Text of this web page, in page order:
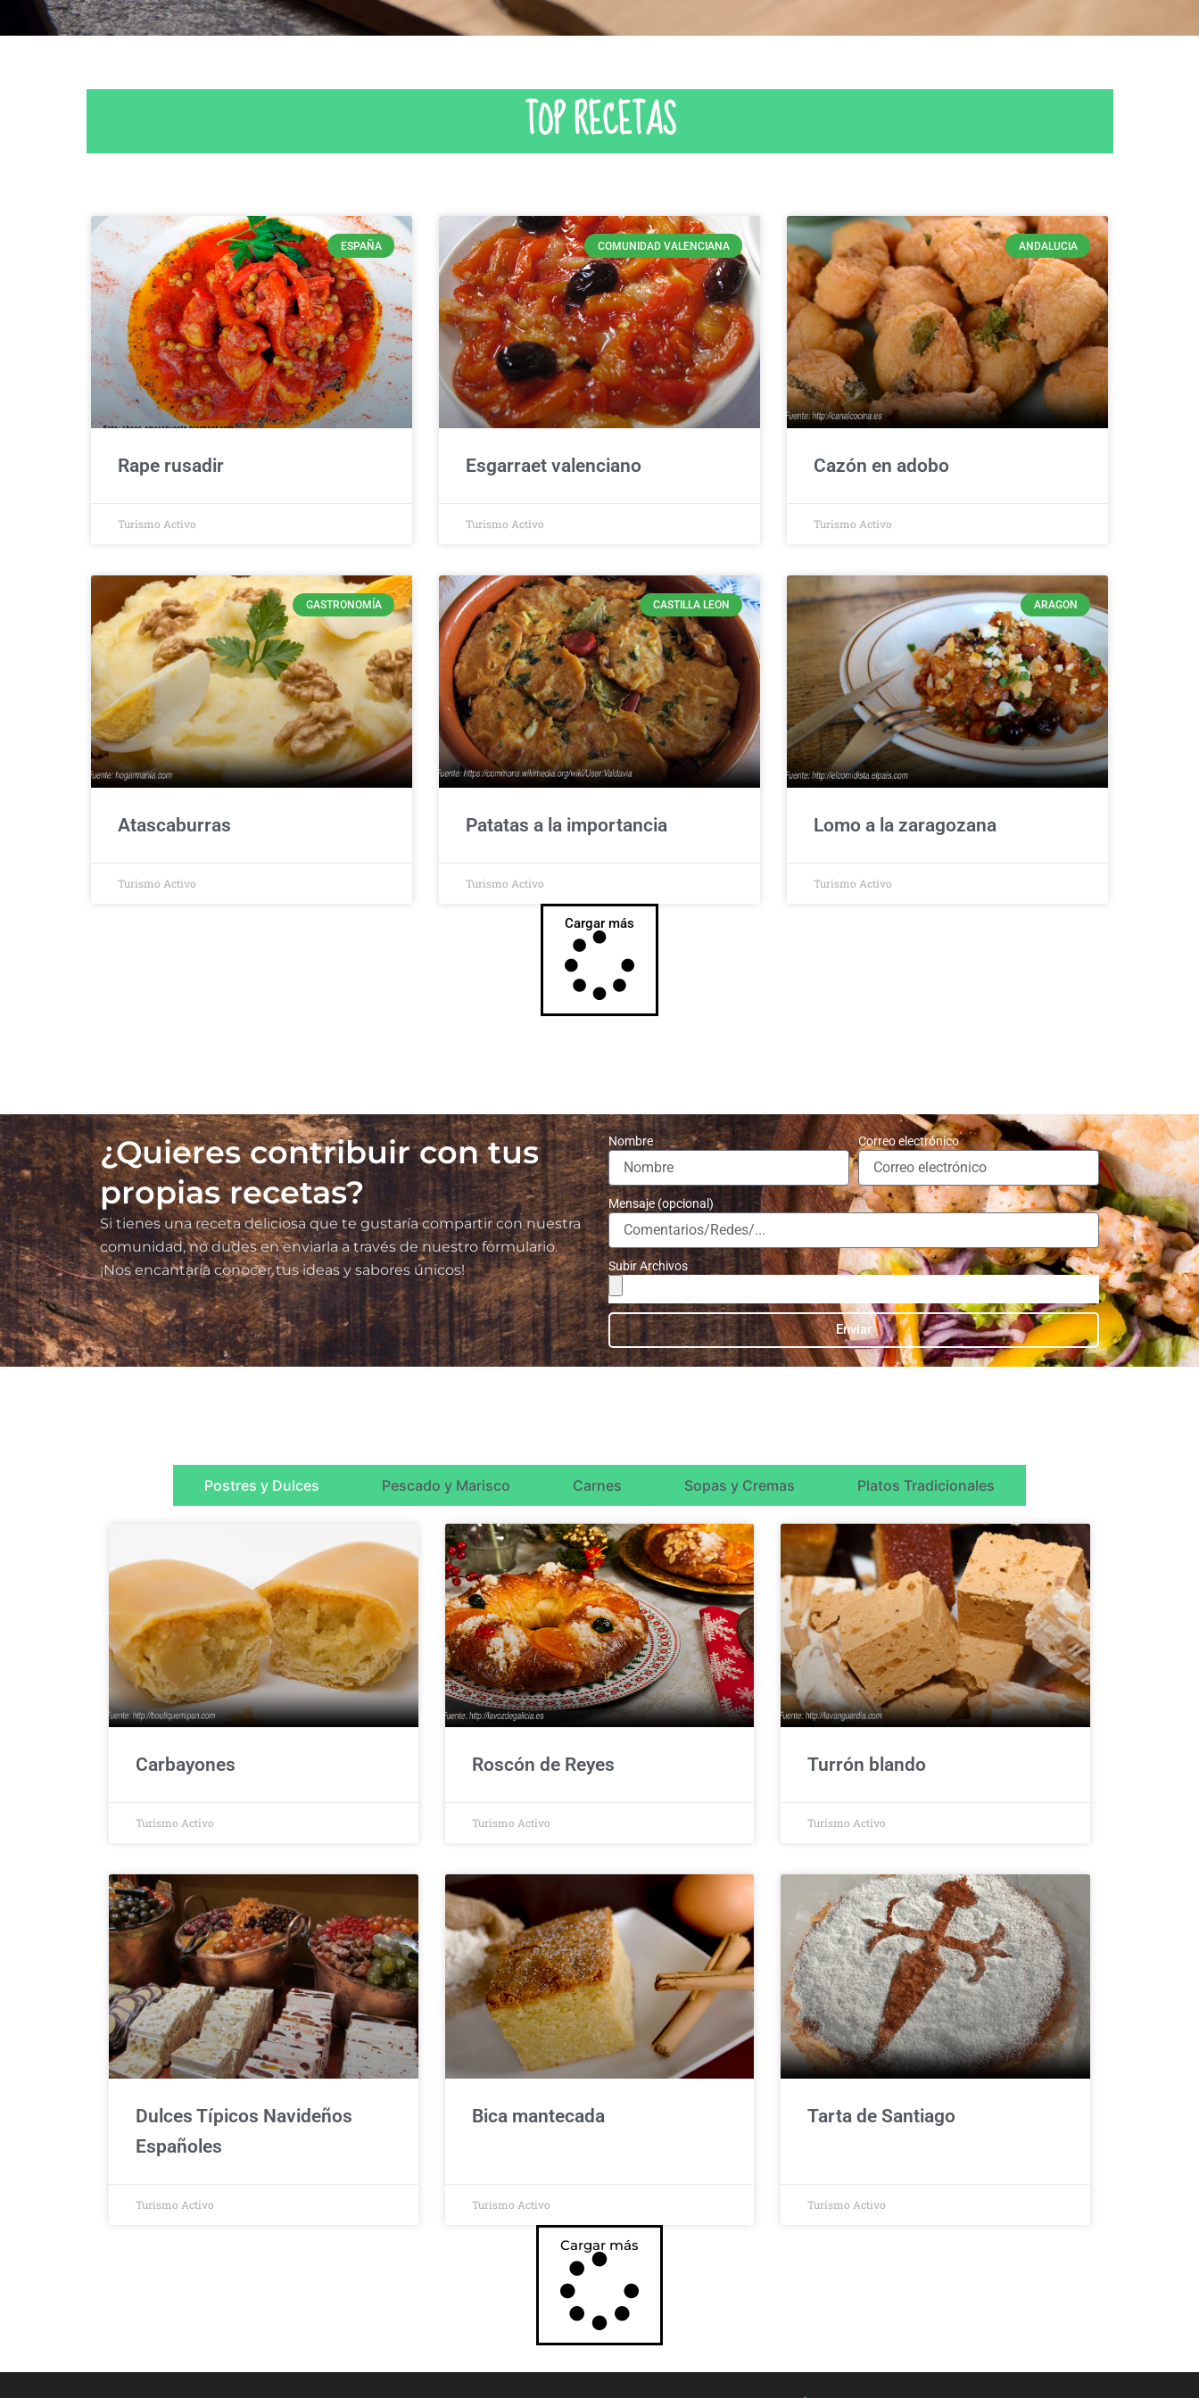
TOP RECETAS
ESPAÑA
Rape rusadir
Turismo Activo
COMUNIDAD VALENCIANA
Esgarraet valenciano
Turismo Activo
ANDALUCIA
Cazón en adobo
Turismo Activo
GASTRONOMÍA
Atascaburras
Turismo Activo
CASTILLA LEON
Patatas a la importancia
Turismo Activo
ARAGON
Lomo a la zaragozana
Turismo Activo
Cargar más
¿Quieres contribuir con tus
propias recetas?
Si tienes una receta deliciosa que te gustaría compartir con nuestra
comunidad, no dudes en enviarla a través de nuestro formulario.
¡Nos encantaría conocer tus ideas y sabores únicos!
Nombre Correo electrónico
Mensaje (opcional)
Subir Archivos
Enviar
Postres y Dulces Pescado y Marisco Carnes Sopas y Cremas Platos Tradicionales
Carbayones
Turismo Activo
Roscón de Reyes
Turismo Activo
Turrón blando
Turismo Activo
Dulces Típicos Navideños
Españoles
Turismo Activo
Bica mantecada
Turismo Activo
Tarta de Santiago
Turismo Activo
Cargar más